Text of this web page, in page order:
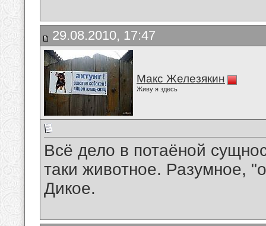
29.08.2010, 17:47
Макс Железякин
Живу я здесь
Всё дело в потаёной
таки животное. Разумное,
Дикое.